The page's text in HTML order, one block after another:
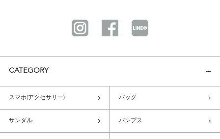
CATEGORY
スマホ(アクセサリー) バッグ
サンダル パンプス